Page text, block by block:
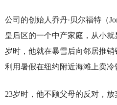
公司的创始人乔丹·贝尔福特（
皇后区的一个中产家庭，从小
岁时，他就在暴雪后向邻居推
利用暑假在纽约附近海滩上卖冷
23岁时，他不顾父母的反对，